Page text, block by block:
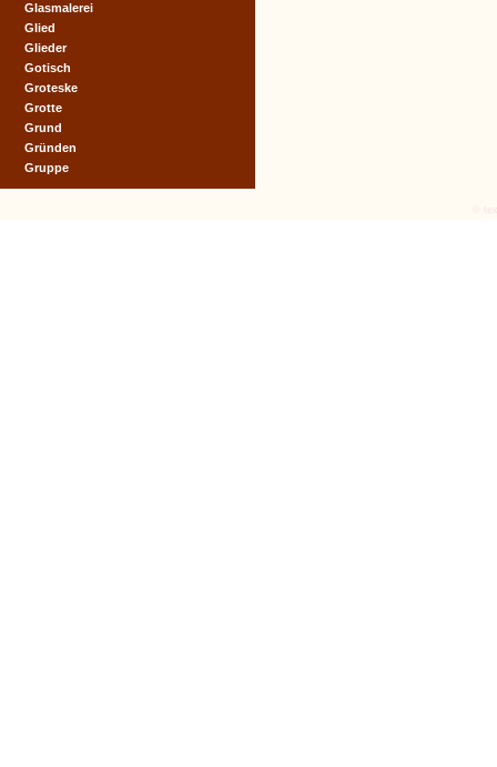
Glasmalerei
Glied
Glieder
Gotisch
Groteske
Grotte
Grund
Gründen
Gruppe